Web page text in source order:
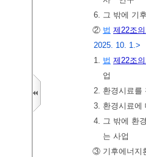
6. 그 밖에 기
② 법 제22조
2025. 10. 1.>
1. 법 제22조
업
2. 환경시료를
3. 환경시료에
4. 그 밖에 환
는 사업
③ 기후에너지